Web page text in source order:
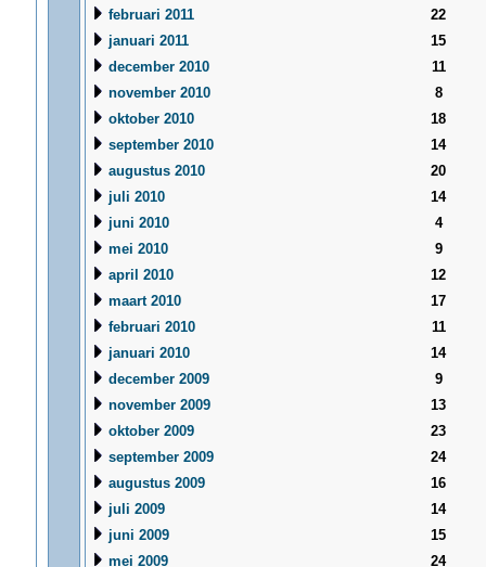
februari 2011
22
januari 2011
15
december 2010
11
november 2010
8
oktober 2010
18
september 2010
14
augustus 2010
20
juli 2010
14
juni 2010
4
mei 2010
9
april 2010
12
maart 2010
17
februari 2010
11
januari 2010
14
december 2009
9
november 2009
13
oktober 2009
23
september 2009
24
augustus 2009
16
juli 2009
14
juni 2009
15
mei 2009
24